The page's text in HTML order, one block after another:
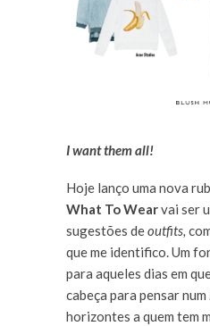
I want them all!
Hoje lanço uma nova
What To Wearvai ser
sugestões deoutfits,
que me identifico. Um
para aqueles dias em
cabeça para pensar num
horizontes a quem tem